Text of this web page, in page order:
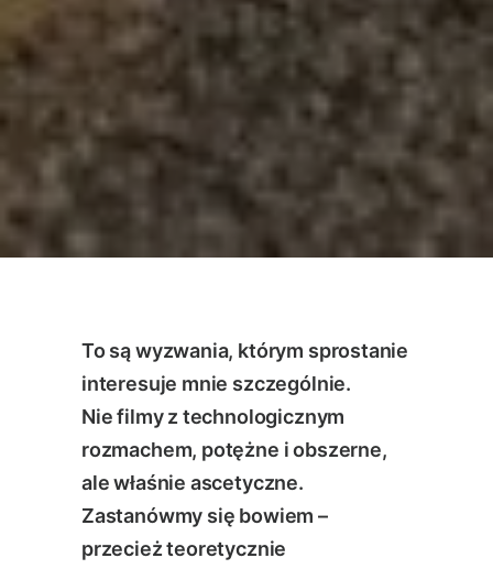
To są wyzwania, którym sprostanie
interesuje mnie szczególnie.
Nie filmy z technologicznym
rozmachem, potężne i obszerne,
ale właśnie ascetyczne.
Zastanówmy się bowiem –
przecież teoretycznie